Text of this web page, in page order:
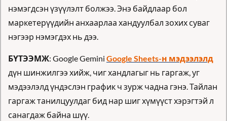
нэмэгдсэн үзүүлэлт болжээ. Энэ байдлаар бол
маркетерүүдийн анхаарлаа хандуулбал зохих суваг
нэгээр нэмэгдэх нь дээ.
БҮТЭЭМЖ: Google Gemini Google Sheets-н мэдээлэлд
дүн шинжилгээ хийж, чиг хандлагыг нь гаргаж, уг
мэдээлэлд үндэслэн график ч зурж чадна гэнэ. Тайлан
гаргаж танилцуулдаг бид нар шиг хүмүүст хэрэгтэй л
санагдаж байна шүү.